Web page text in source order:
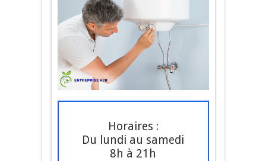
Horaires :
Du lundi au samedi
8h à 21h